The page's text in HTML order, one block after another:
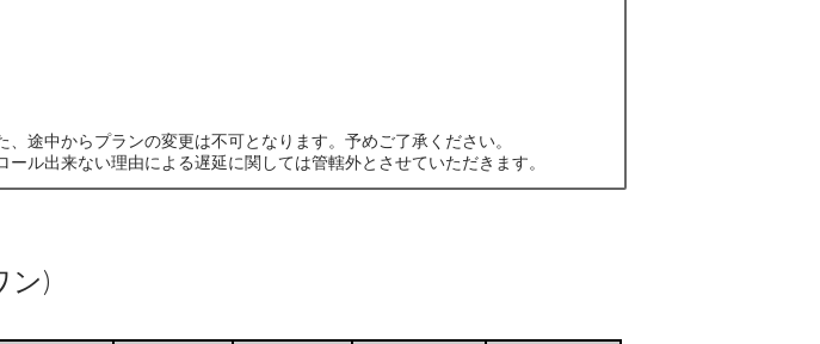
途中からプランの変更は不可となります。予めご了承ください。
ル出来ない理由による遅延に関しては管轄外とさせていただきます。
ン)